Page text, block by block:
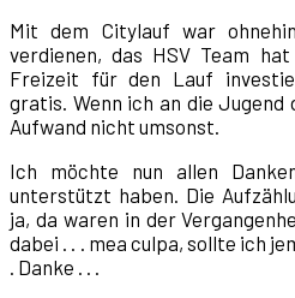
Mit dem Citylauf war
verdienen, das HSV Team
Freizeit für den Lauf
gratis. Wenn ich an die
Aufwand nicht umsonst.
Ich möchte nun allen
unterstützt haben. Die
ja, da waren in der
dabei . . . mea culpa, sollte ich
. Danke . . .